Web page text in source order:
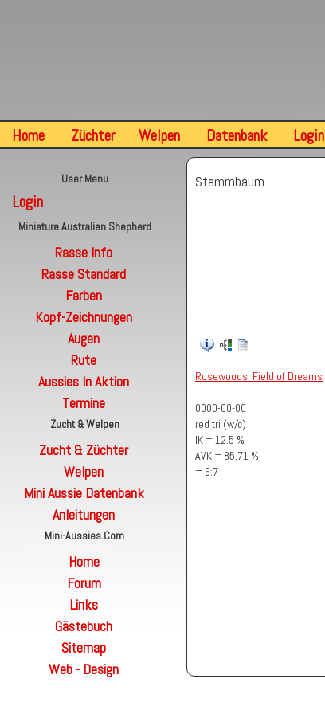
Home Züchter Welpen Datenbank Login
User Menu
Login
Miniature Australian Shepherd
Rasse Info
Rasse Standard
Farben
Kopf-Zeichnungen
Augen
Rute
Aussies In Aktion
Termine
Zucht & Welpen
Zucht & Züchter
Welpen
Mini Aussie Datenbank
Anleitungen
Mini-Aussies.com
Home
Forum
Links
Gästebuch
Sitemap
Web - Design
Stammbaum
Rosewoods' Field of Dreams
0000-00-00
red tri (w/c)
IK = 12.5 %
AVK = 85.71 %
= 6:7